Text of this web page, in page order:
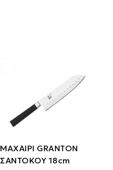
ΜΑΧΑΙΡΙ GRANTON
ΣΑΝΤΟΚΟΥ 18cm